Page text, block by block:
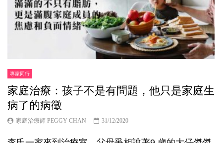
專家同行
家庭治療：孩子不是有問題，他只是家庭生
病了的病徵
家庭治療師 PEGGY CHAN 31/12/2020